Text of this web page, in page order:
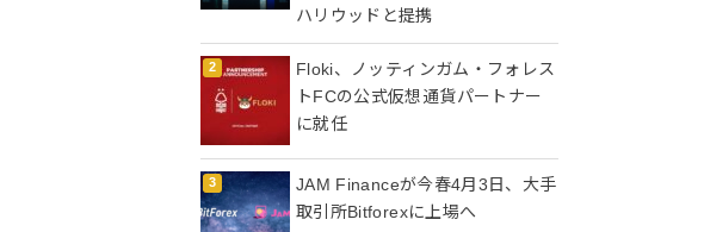
ハリウッドと提携
Floki、ノッティンガム・フォレス
トFCの公式仮想通貨パートナー
に就任
JAM Financeが今春4月3日、大手
取引所Bitforexに上場へ